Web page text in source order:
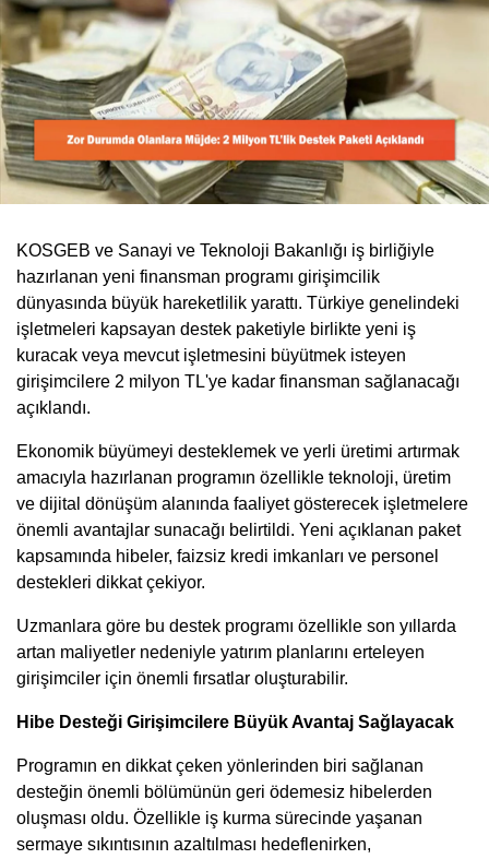
KOSGEB ve Sanayi ve Teknoloji Bakanlığı iş birliğiyle
hazırlanan yeni finansman programı girişimcilik
dünyasında büyük hareketlilik yarattı. Türkiye genelindeki
işletmeleri kapsayan destek paketiyle birlikte yeni iş
kuracak veya mevcut işletmesini büyütmek isteyen
girişimcilere 2 milyon TL'ye kadar finansman sağlanacağı
açıklandı.
Ekonomik büyümeyi desteklemek ve yerli üretimi artırmak
amacıyla hazırlanan programın özellikle teknoloji, üretim
ve dijital dönüşüm alanında faaliyet gösterecek işletmelere
önemli avantajlar sunacağı belirtildi. Yeni açıklanan paket
kapsamında hibeler, faizsiz kredi imkanları ve personel
destekleri dikkat çekiyor.
Uzmanlara göre bu destek programı özellikle son yıllarda
artan maliyetler nedeniyle yatırım planlarını erteleyen
girişimciler için önemli fırsatlar oluşturabilir.
Hibe Desteği Girişimcilere Büyük Avantaj Sağlayacak
Programın en dikkat çeken yönlerinden biri sağlanan
desteğin önemli bölümünün geri ödemesiz hibelerden
oluşması oldu. Özellikle iş kurma sürecinde yaşanan
sermaye sıkıntısının azaltılması hedeflenirken,